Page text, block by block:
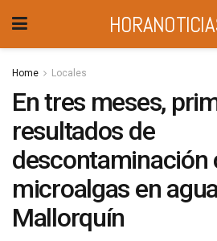
Home Locales
En tres meses,
resultados de
descontaminación
microalgas en
Mallorquín